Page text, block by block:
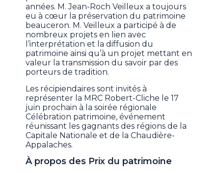
années. M. Jean-Roch Veilleux a toujours
eu à cœur la préservation du patrimoine
beauceron. M. Veilleux a participé à de
nombreux projets en lien avec
l’interprétation et la diffusion du
patrimoine ainsi qu’à un projet mettant en
valeur la transmission du savoir par des
porteurs de tradition.
Les récipiendaires sont invités à
représenter la MRC Robert-Cliche le 17
juin prochain à la soirée régionale
Célébration patrimoine, événement
réunissant les gagnants des régions de la
Capitale Nationale et de la Chaudière-
Appalaches.
À propos des Prix du patrimoine